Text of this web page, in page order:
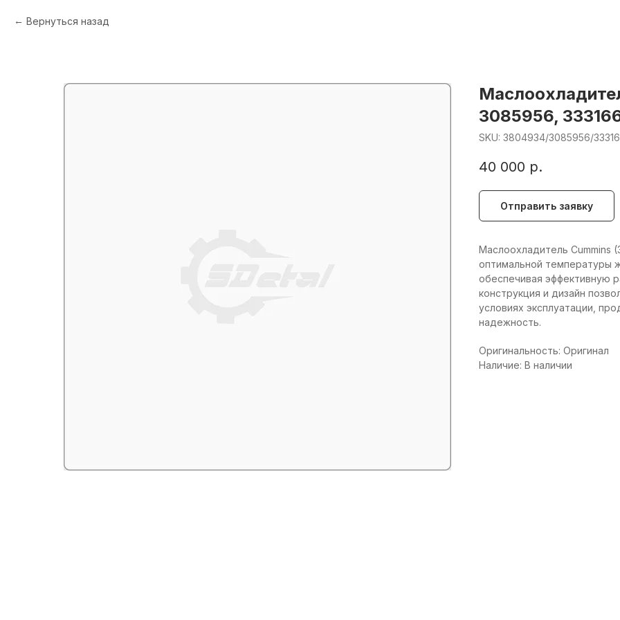
Вернуться назад
3085956,
SKU: 3804934/3085956/
40 000 р.
Отправить заявку
Маслоохладитель
оптимальной температуры
обеспечивая эффективную
конструкция и дизайн
условиях эксплуатации,
надежность.
Оригинальность: Оригинал
Наличие: В наличии